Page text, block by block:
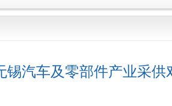
锡汽车及零部件产业采供